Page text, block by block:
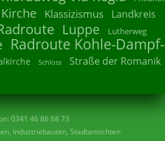
Kirche Klassizismus
Landkreis
Luppe Lutherweg
Radroute Kohle-Dampf-
Schloss Straße der Romanik
0341 46 86 68 73
Industriebauten, Stadtansichten